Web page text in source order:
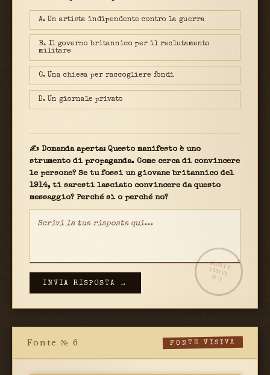
A. Un artista indipendente contro la guerra
B. Il governo britannico per il reclutamento
militare
C. Una chiesa per raccogliere fondi
D. Un giornale privato
✍ Domanda aperta: Questo manifesto è uno
strumento di propaganda. Come cerca di convincere
le persone? Se tu fossi un giovane britannico del
1914, ti saresti lasciato convincere da questo
messaggio? Perché sì o perché no?
INVIA RISPOSTA →
FONTE
VISIVA
N°5
Fonte № 6 FONTE VISIVA